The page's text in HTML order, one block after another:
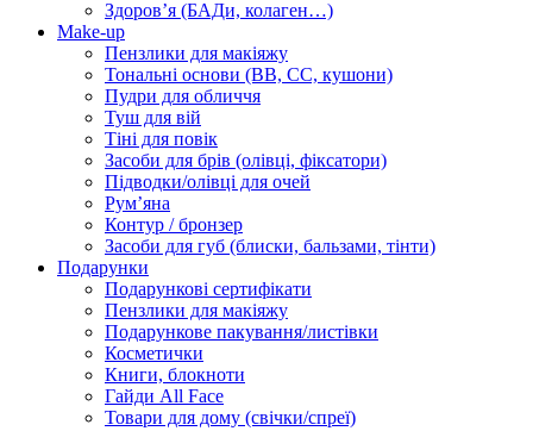
Здоровʼя (БАДи, колаген…)
Make-up
Пензлики для макіяжу
Тональні основи (BB, CC, кушони)
Пудри для обличчя
Туш для вій
Тіні для повік
Засоби для брів (олівці, фіксатори)
Підводки/олівці для очей
Румʼяна
Контур / бронзер
Засоби для губ (блиски, бальзами, тінти)
Подарунки
Подарункові сертифікати
Пензлики для макіяжу
Подарункове пакування/листівки
Косметички
Книги, блокноти
Гайди All Face
Товари для дому (свічки/спреї)